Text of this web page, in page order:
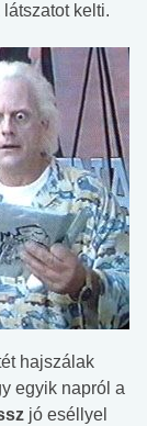
kelti.
hajszálak
egyik napról a
jó eséllyel